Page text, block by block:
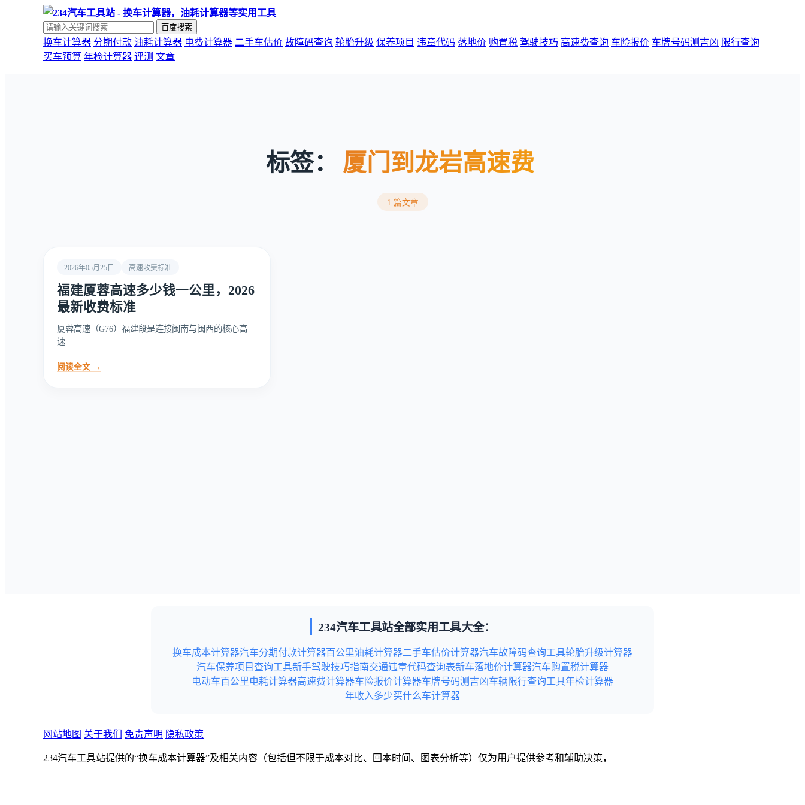
百度搜索
换车计算器 分期付款 油耗计算器 电费计算器 二手车估价 故障码查询 轮胎升级 保养项目 违章代码 落地价 购置税 驾驶技巧 高速费查询 车险报价 车牌号码测吉凶 限行查询
买车预算 年检计算器 评测 文章
标签： 厦门到龙岩高速费
1 篇文章
2026年05月25日 高速收费标准
福建厦蓉高速多少钱一公里，2026
最新收费标准
厦蓉高速（G76）福建段是连接闽南与闽西的核心高
速...
阅读全文 →
234汽车工具站全部实用工具大全：
换车成本计算器汽车分期付款计算器百公里油耗计算器二手车估价计算器汽车故障码查询工具轮胎升级计算器
汽车保养项目查询工具新手驾驶技巧指南交通违章代码查询表新车落地价计算器汽车购置税计算器
电动车百公里电耗计算器高速费计算器车险报价计算器车牌号码测吉凶车辆限行查询工具年检计算器
年收入多少买什么车计算器
网站地图 关于我们 免责声明 隐私政策
234汽车工具站提供的“换车成本计算器”及相关内容（包括但不限于成本对比、回本时间、图表分析等）仅为用户提供参考和辅助决策，